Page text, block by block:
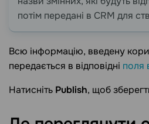
потім передані в CRM для
Всю інформацію, введену
передається в відповідні поля
Натисніть Publish, щоб